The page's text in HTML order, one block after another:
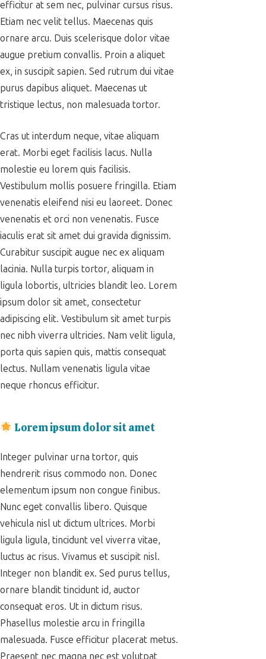
efficitur at sem nec, pulvinar cursus risus.
Etiam nec velit tellus. Maecenas quis
ornare arcu. Duis scelerisque dolor vitae
augue pretium convallis. Proin a aliquet
ex, in suscipit sapien. Sed rutrum dui vitae
purus dapibus aliquet. Maecenas ut
tristique lectus, non malesuada tortor.
Cras ut interdum neque, vitae aliquam
erat. Morbi eget facilisis lacus. Nulla
molestie eu lorem quis facilisis.
Vestibulum mollis posuere fringilla. Etiam
venenatis eleifend nisi eu laoreet. Donec
venenatis et orci non venenatis. Fusce
iaculis erat sit amet dui gravida dignissim.
Curabitur suscipit augue nec ex aliquam
lacinia. Nulla turpis tortor, aliquam in
ligula lobortis, ultricies blandit leo. Lorem
ipsum dolor sit amet, consectetur
adipiscing elit. Vestibulum sit amet turpis
nec nibh viverra ultricies. Nam velit ligula,
porta quis sapien quis, mattis consequat
lectus. Nullam venenatis ligula vitae
neque rhoncus efficitur.
Lorem ipsum dolor sit amet
Integer pulvinar urna tortor, quis
hendrerit risus commodo non. Donec
elementum ipsum non congue finibus.
Nunc eget convallis libero. Quisque
vehicula nisl ut dictum ultrices. Morbi
ligula ligula, tincidunt vel viverra vitae,
luctus ac risus. Vivamus et suscipit nisl.
Integer non blandit ex. Sed purus tellus,
ornare blandit tincidunt id, auctor
consequat eros. Ut in dictum risus.
Phasellus molestie arcu in fringilla
malesuada. Fusce efficitur placerat metus.
Praesent nec magna nec est volutpat